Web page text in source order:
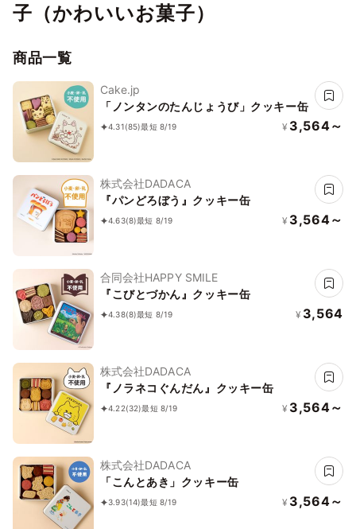
子（かわいいお菓子）
商品一覧
Cake.jp
「ノンタンのたんじょうび」クッキー缶
4.31(85)最短 8/19 ¥ 3,564～
株式会社DADACA
『パンどろぼう』クッキー缶
4.63(8)最短 8/19 ¥ 3,564～
合同会社HAPPY SMILE
『こびとづかん』クッキー缶
4.38(8)最短 8/19 ¥ 3,564
株式会社DADACA
『ノラネコぐんだん』クッキー缶
4.22(32)最短 8/19 ¥ 3,564～
株式会社DADACA
「こんとあき」クッキー缶
3.93(14)最短 8/19 ¥ 3,564～